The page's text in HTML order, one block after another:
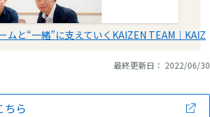
ムと“一緒”に支えていくKAIZEN TEAM｜KAIZ
最終更新日： 2022/06/30
ちら